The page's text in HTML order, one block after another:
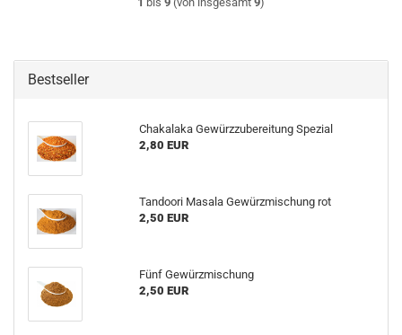
Bestseller
Chakalaka Gewürzzubereitung Spezial
2,80 EUR
Tandoori Masala Gewürzmischung rot
2,50 EUR
Fünf Gewürzmischung
2,50 EUR